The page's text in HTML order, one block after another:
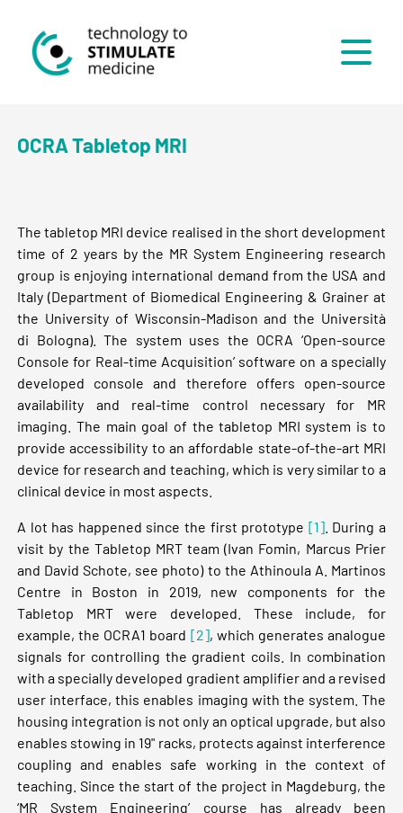
Menü
OCRA Tabletop MRI
The tabletop MRI device realised in the short development
time of 2 years by the MR System Engineering research
group is enjoying international demand from the USA and
Italy (Department of Biomedical Engineering & Grainer at
the University of Wisconsin-Madison and the Università
di Bologna). The system uses the OCRA ‘Open-source
Console for Real-time Acquisition’ software on a specially
developed console and therefore offers open-source
availability and real-time control necessary for MR
imaging. The main goal of the tabletop MRI system is to
provide accessibility to an affordable state-of-the-art MRI
device for research and teaching, which is very similar to a
clinical device in most aspects.
A lot has happened since the first prototype [1]. During a
visit by the Tabletop MRT team (Ivan Fomin, Marcus Prier
and David Schote, see photo) to the Athinoula A. Martinos
Centre in Boston in 2019, new components for the
Tabletop MRT were developed. These include, for
example, the OCRA1 board [2], which generates analogue
signals for controlling the gradient coils. In combination
with a specially developed gradient amplifier and a revised
user interface, this enables imaging with the system. The
housing integration is not only an optical upgrade, but also
enables stowing in 19" racks, protects against interference
coupling and enables safe working in the context of
teaching. Since the start of the project in Magdeburg, the
‘MR System Engineering’ course has already been